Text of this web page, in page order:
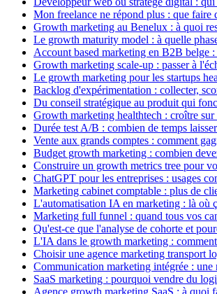
Mon freelance ne répond plus : que faire
Growth marketing au Benelux : à quoi
Le growth maturity model : à quelle
Account based marketing en B2B belge
Growth marketing scale-up : passer à
Le growth marketing pour les startups
Backlog d'expérimentation : collecter,
Du conseil stratégique au produit qui
Growth marketing healthtech : croître sur
Durée test A/B : combien de temps
Vente aux grands comptes : comment
Budget growth marketing : combien
Construire un growth metrics tree pour
ChatGPT pour les entreprises : usages
Marketing cabinet comptable : plus de
L'automatisation IA en marketing : là où
Marketing full funnel : quand tous vos
Qu'est-ce que l'analyse de cohorte et
L'IA dans le growth marketing :
Choisir une agence marketing transport
Communication marketing intégrée : une
SaaS marketing : pourquoi vendre du
Agence growth marketing SaaS : à quoi